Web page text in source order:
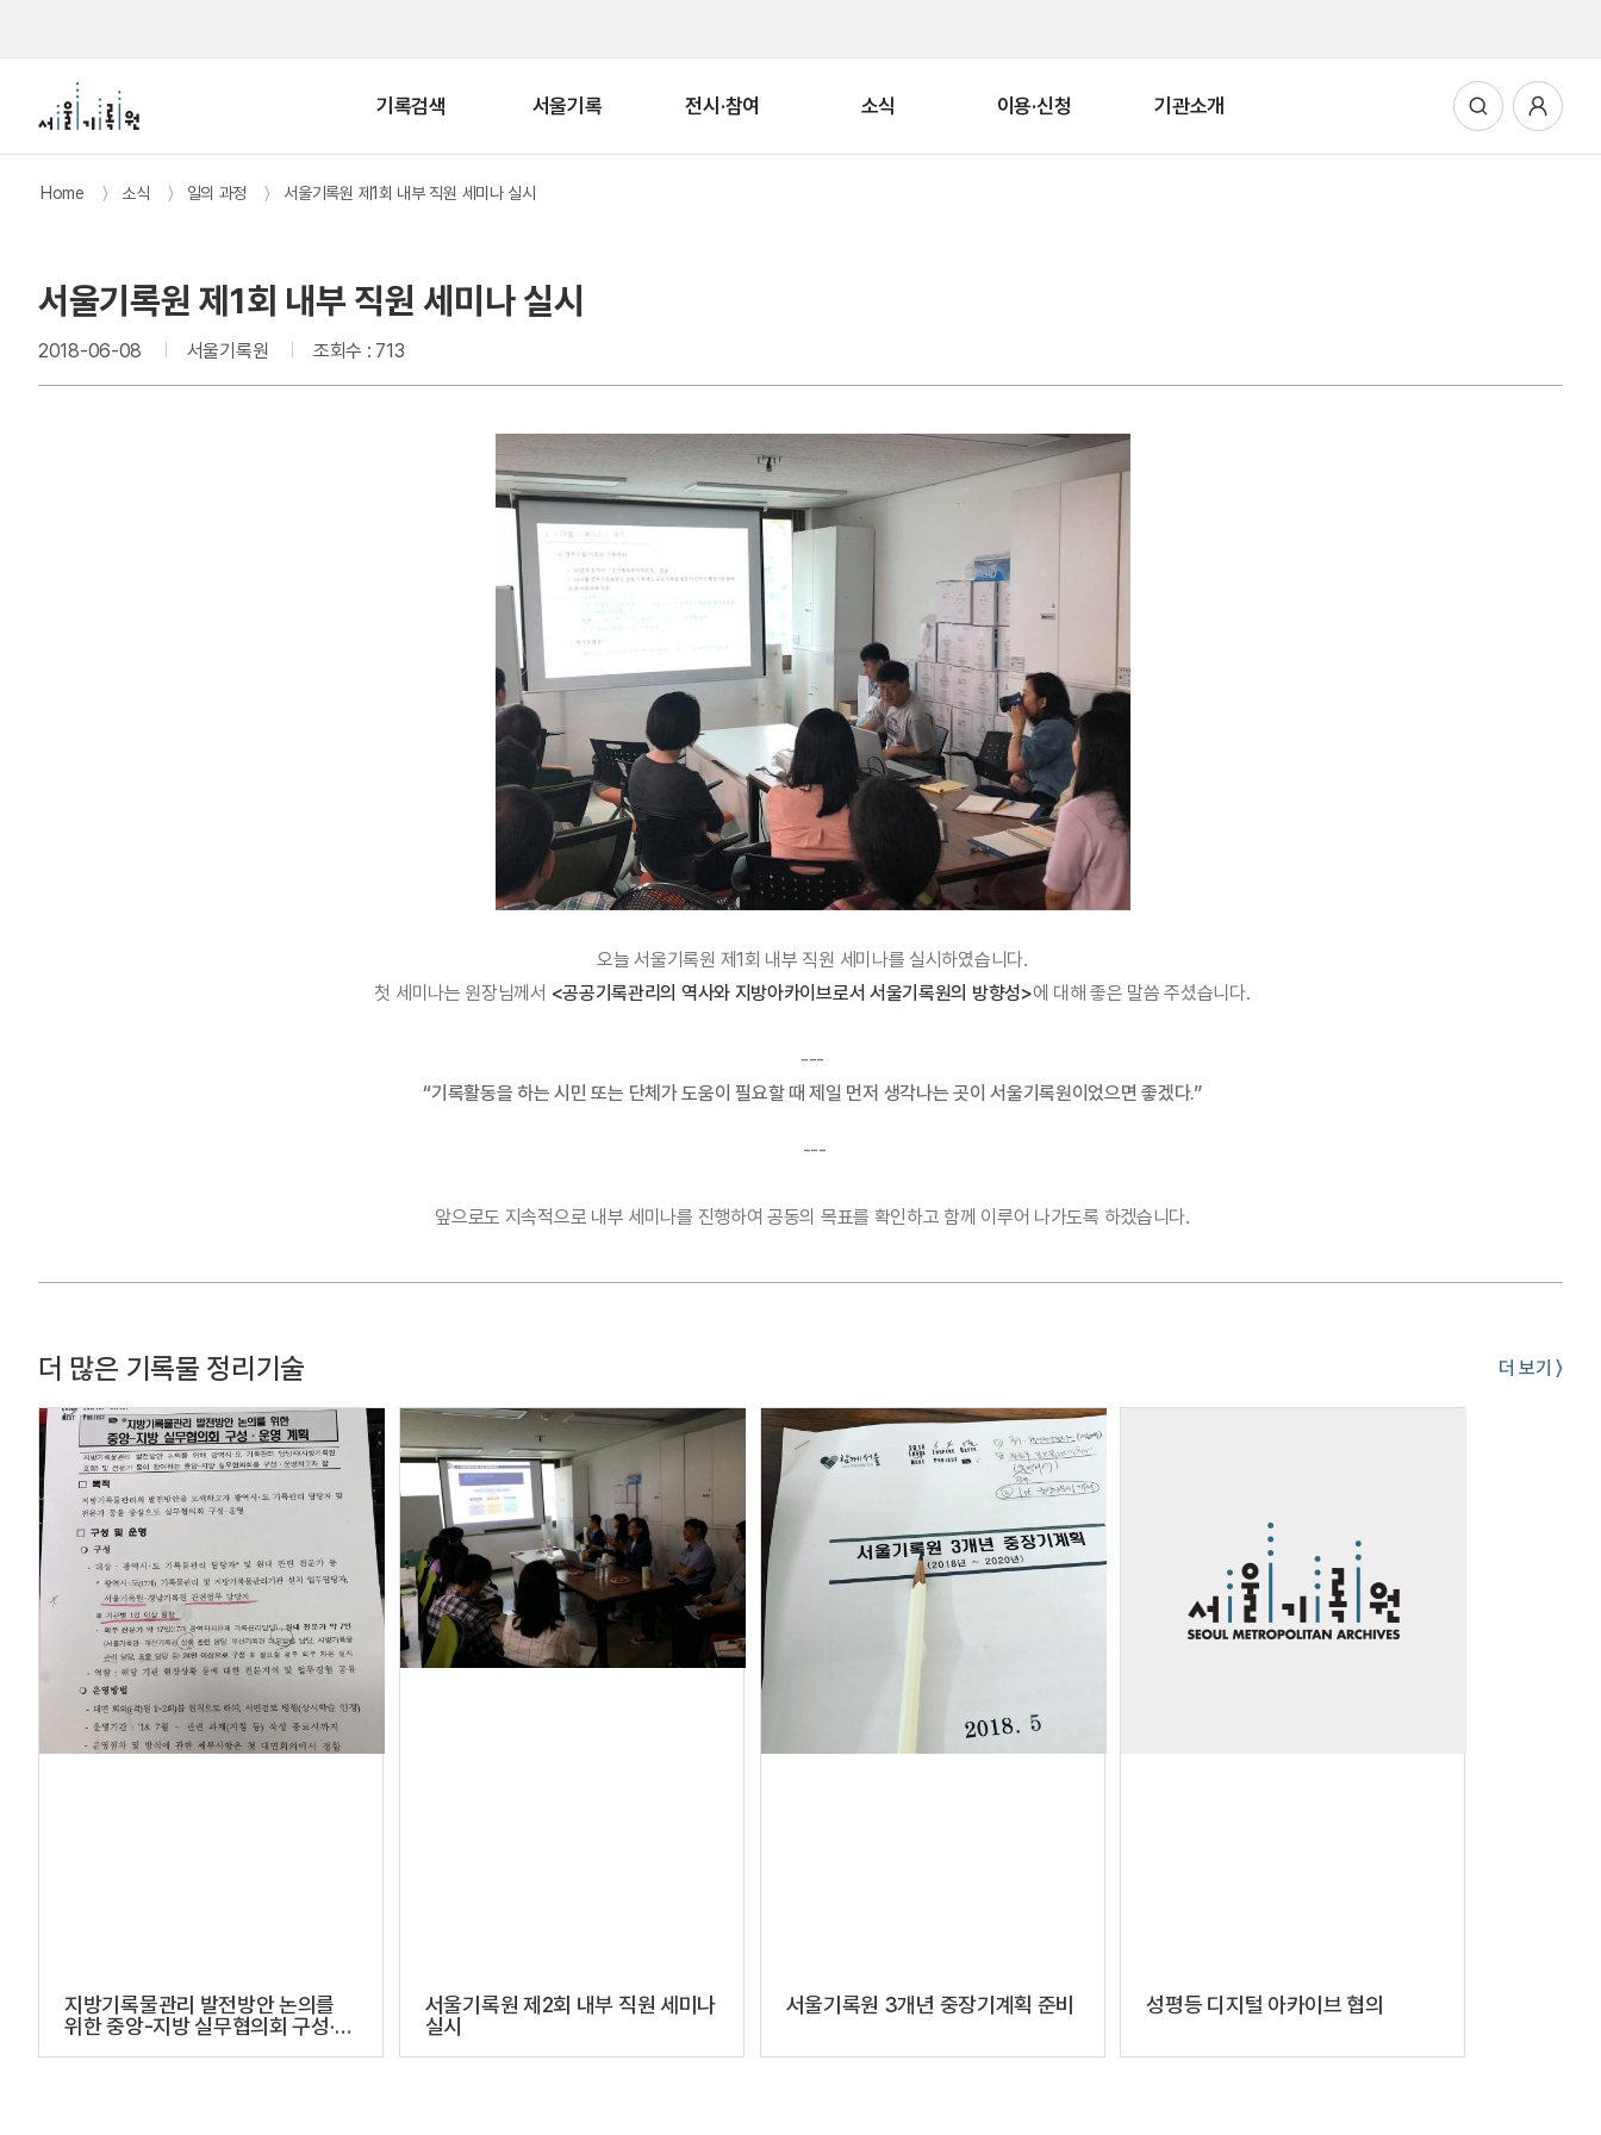
기록검색 서울기록 전시·참여 소식 이용·신청 기관소개 사용자메뉴
Home 〉 소식 〉 일의 과정 〉 서울기록원 제1회 내부 직원 세미나 실시
서울기록원 제1회 내부 직원 세미나 실시
2018-06-08 서울기록원 조회수 : 713
오늘 서울기록원 제1회 내부 직원 세미나를 실시하였습니다.
첫 세미나는 원장님께서 <공공기록관리의 역사와 지방아카이브로서 서울기록원의 방향성>에 대해 좋은 말씀 주셨습니다.
---
“기록활동을 하는 시민 또는 단체가 도움이 필요할 때 제일 먼저 생각나는 곳이 서울기록원이었으면 좋겠다.”
---
앞으로도 지속적으로 내부 세미나를 진행하여 공동의 목표를 확인하고 함께 이루어 나가도록 하겠습니다.
더 많은 기록물 정리기술 더 보기 〉
지방기록물관리 발전방안 논의를
위한 중앙-지방 실무협의회 구성·운
서울기록원 제2회 내부 직원 세미나
실시
서울기록원 3개년 중장기계획 준비 성평등 디지털 아카이브 협의